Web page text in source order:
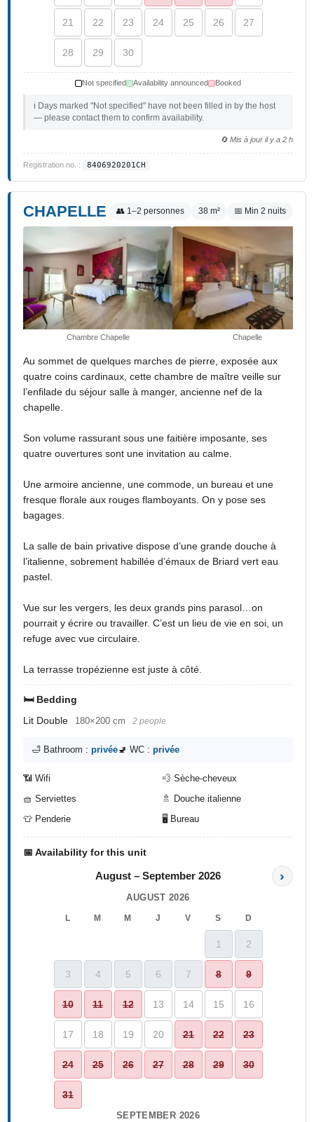
21 22 23 24 25 26 27
28 29 30
Not specified Availability announced Booked
ℹ️ Days marked "Not specified" have not been filled in by the host
— please contact them to confirm availability.
🔄 Mis à jour il y a 2 h
Registration no. : 8406920201CH
CHAPELLE 👥 1–2 personnes 38 m² 📅 Min 2 nuits
Chambre Chapelle Chapelle
Au sommet de quelques marches de pierre, exposée aux
quatre coins cardinaux, cette chambre de maître veille sur
l’enfilade du séjour salle à manger, ancienne nef de la
chapelle.
Son volume rassurant sous une faitière imposante, ses
quatre ouvertures sont une invitation au calme.
Une armoire ancienne, une commode, un bureau et une
fresque florale aux rouges flamboyants. On y pose ses
bagages.
La salle de bain privative dispose d’une grande douche à
l’italienne, sobrement habillée d’émaux de Briard vert eau
pastel.
Vue sur les vergers, les deux grands pins parasol…on
pourrait y écrire ou travailler. C’est un lieu de vie en soi, un
refuge avec vue circulaire.
La terrasse tropézienne est juste à côté.
🛏️ Bedding
Lit Double
180×200 cm 2 people
🛁 Bathroom :privée🚽 WC :privée
📶 Wifi
💨 Sèche-cheveux
🧺 Serviettes
🚿 Douche italienne
👕 Penderie
🖥️ Bureau
📅 Availability for this unit
August – September 2026 ›
AUGUST 2026
L M M J V S D
1 2
3 4 5 6 7 8 9
10 11 12 13 14 15 16
17 18 19 20 21 22 23
24 25 26 27 28 29 30
31
SEPTEMBER 2026